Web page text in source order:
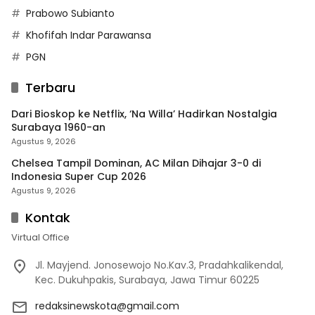
Prabowo Subianto
Khofifah Indar Parawansa
PGN
Terbaru
Dari Bioskop ke Netflix, ‘Na Willa’ Hadirkan Nostalgia
Surabaya 1960-an
Agustus 9, 2026
Chelsea Tampil Dominan, AC Milan Dihajar 3-0 di
Indonesia Super Cup 2026
Agustus 9, 2026
Kontak
Virtual Office
Jl. Mayjend. Jonosewojo No.Kav.3, Pradahkalikendal,
Kec. Dukuhpakis, Surabaya, Jawa Timur 60225
redaksinewskota@gmail.com